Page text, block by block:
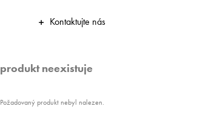
Kontaktujte nás
produkt neexistuje
Požadovaný produkt nebyl nalezen.